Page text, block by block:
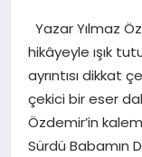
TEKNOLOJI
SAĞLIK
SIYASET
Yazar Yılmaz
hikâyeyle ışık
ayrıntısı dikkat
çekici bir eser
Özdemir’in
Sürdü Babamın